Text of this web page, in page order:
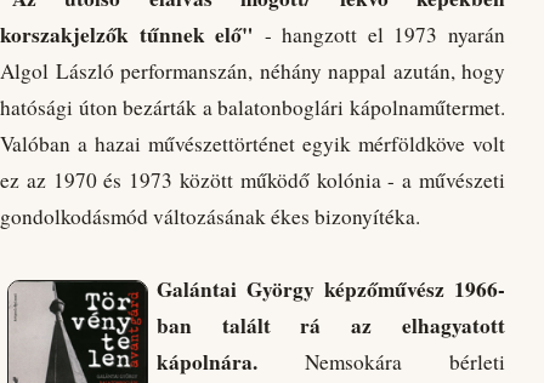
korszakjelzők tűnnek elő" - hangzott el 1973 nyarán
Algol László performanszán, néhány nappal azután, hogy
hatósági úton bezárták a balatonboglári kápolnaműtermet.
Valóban a hazai művészettörténet egyik mérföldköve volt
ez az 1970 és 1973 között működő kolónia - a művészeti
gondolkodásmód változásának ékes bizonyítéka.
Galántai György képzőművész 1966-
ban talált rá az elhagyatott
kápolnára.Nemsokára bérleti